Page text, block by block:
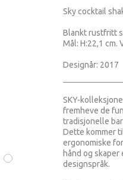
Sky cocktail
Blankt rustfritt
Mål: H:22,1 cm.
Designår: 2017
SKY-
fremheve de
tradisjonelle
Dette kommer
ergonomiske
hånd og
designspråk.